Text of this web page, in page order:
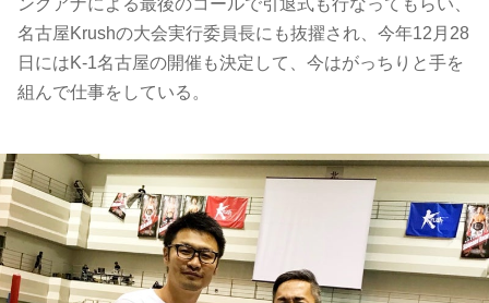
名古屋Krushの大会実行委員長にも抜擢され、今年12月28
日にはK-1名古屋の開催も決定して、今はがっちりと手を
組んで仕事をしている。